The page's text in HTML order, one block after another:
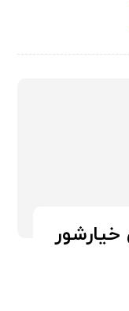
خیارشور